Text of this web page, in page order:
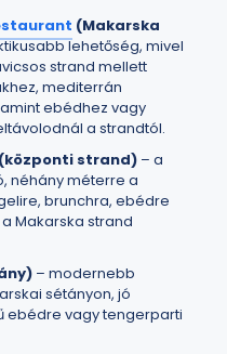
(Makarska
lehetőség, mivel
strand mellett
mediterrán
ebédhez vagy
a strandtól.
(központi strand) – a
néhány méterre a
brunchra, ebédre
Makarska strand
– modernebb
sétányon, jó
ebédre vagy tengerparti